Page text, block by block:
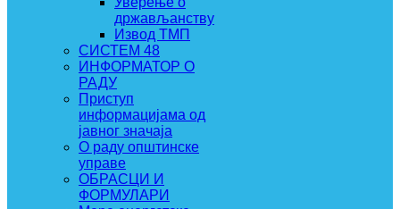
држављанству
Извод ТМП
СИСТЕМ 48
ИНФОРМАТОР О
РАДУ
Приступ
информацијама од
јавног значаја
О раду општинске
управе
ОБРАСЦИ И
ФОРМУЛАРИ